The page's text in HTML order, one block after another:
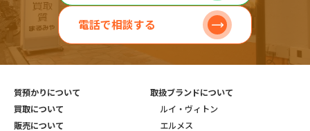
電話で相談する
質預かりについて
買取について
販売について
取扱ブランドについて
ルイ・ヴィトン
エルメス